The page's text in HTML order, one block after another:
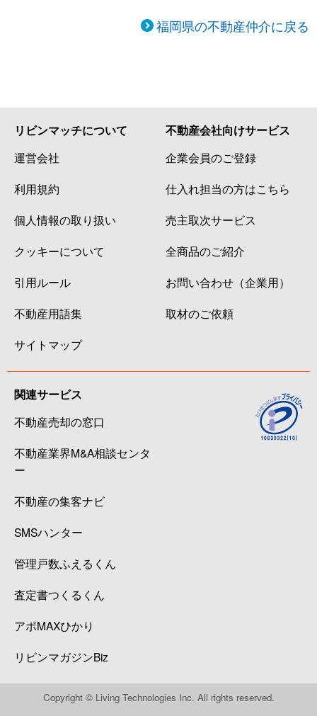
福岡県の不動産仲介に戻る
リビンマッチについて
運営会社
利用規約
個人情報の取り扱い
クッキーについて
引用ルール
不動産用語集
サイトマップ
不動産会社向けサービス
企業会員のご登録
仕入れ担当の方はこちら
売主取次サービス
全商品のご紹介
お問い合わせ（企業用）
取材のご依頼
関連サービス
不動産売却の窓口
不動産業界M&A相談センタ
ー
不動産の集客ナビ
SMSハンター
管理戸数ふえるくん
査定書つくるくん
アポMAXひかり
リビンマガジンBiz
Copyright © Living Technologies Inc. All rights reserved.